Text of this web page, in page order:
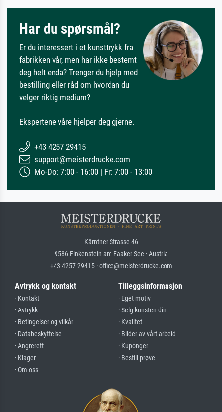
Har du spørsmål?
Er du interessert i et kunsttrykk fra
fabrikken vår, men har ikke bestemt
deg helt enda? Trenger du hjelp med
bestilling eller råd om hvordan du
velger riktig medium?
Ekspertene våre hjelper deg gjerne.
+43 4257 29415
support@meisterdrucke.com
Mo-Do: 7:00 - 16:00 | Fr: 7:00 - 13:00
Kärntner Strasse 46
9586 Finkenstein am Faaker See · Austria
+43 4257 29415 · office@meisterdrucke.com
Avtrykk og kontakt
· Kontakt
· Avtrykk
· Betingelser og vilkår
· Databeskyttelse
· Angrerett
· Klager
· Om oss
Tilleggsinformasjon
· Eget motiv
· Selg kunsten din
· Kvalitet
· Bilder av vårt arbeid
· Kuponger
· Bestill prøve